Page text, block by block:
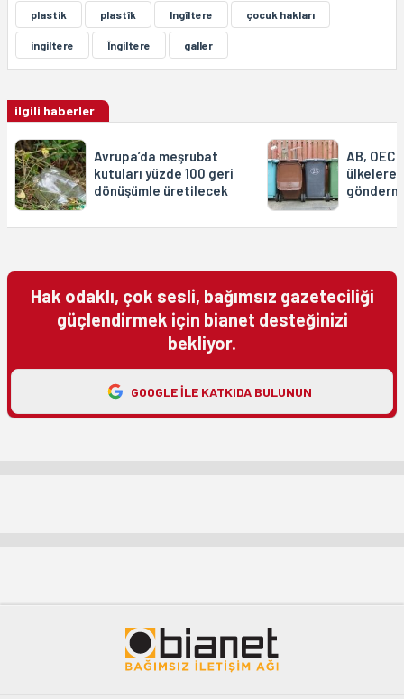
plastik plastîk Ingîltere çocuk hakları
ingiltere Îngiltere galler
ilgili haberler
Avrupa’da meşrubat
kutuları yüzde 100 geri
dönüşümle üretilecek
AB,
ülkelere
Hak odaklı, çok sesli, bağımsız gazeteciliği
güçlendirmek için bianet desteğinizi
bekliyor.
GOOGLE ILE KATKIDA BULUNUN